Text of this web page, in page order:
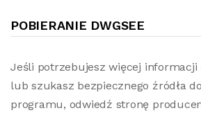
POBIERANIE DWGSEE
Jeśli potrzebujesz więcej informacji
lub szukasz bezpiecznego źródła
programu, odwiedź stronę